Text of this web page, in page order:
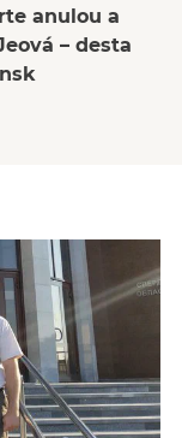
anulou a
– desta